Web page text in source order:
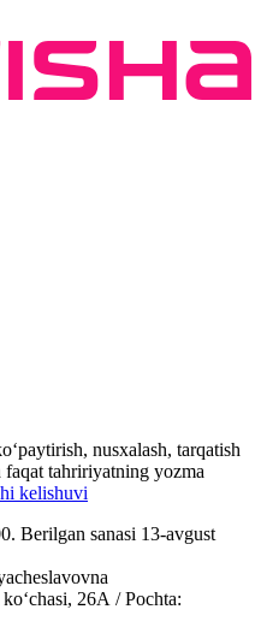
nusxalash, tarqatish
faqat tahririyatning yozma
kelishuvi
Berilgan sanasi 13-avgust
26А / Pochta: